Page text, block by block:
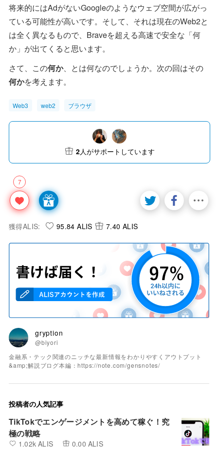
将来的にはAdがないGoogleのようなウェブ空間が広がっ
ている可能性が高いです。そして、それは現在のWeb2と
は全く異なるもので、Braveを超える高速で安全な「何
か」が出てくると思います。
さて、この何か、とは何なのでしょうか。次の回はその
何かを考えます。
Web3 web2 ブラウザ
7
2人がサポートしています
獲得ALIS: 95.84 ALIS 7.40 ALIS
gryption
@biyori
金融系・テック関連のニッチな最新情報をわかりやすくアウトプット
&amp;解説ブログ本編：https://note.com/gensnotes/
投稿者の人気記事
TikTokでエンゲージメントを高めて稼ぐ！究
極の戦略
1.02k ALIS 0.00 ALIS